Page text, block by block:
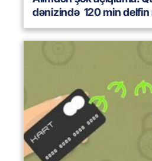
dənizində 120 min delfin